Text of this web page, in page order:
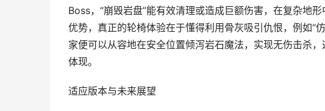
Boss，“崩毁岩盘”能有效清理或造成巨额伤害，在复杂地
优势，真正的轮椅体验在于懂得利用骨灰吸引仇恨，例如“
家便可以从容地在安全位置倾泻岩石魔法，实现无伤击杀
体现。
适应版本与未来展望